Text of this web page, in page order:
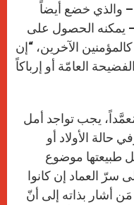
والذي خضع أيضاً
– يمكنه الحصول على
الآخرين، “إن
العامّة أو إرباكاً
يجب تواجد أمل
حالة الأولاد أو
طبيعتها موضوع
سرّ العماد إن كانوا
أشار بذاته إلى أنّ